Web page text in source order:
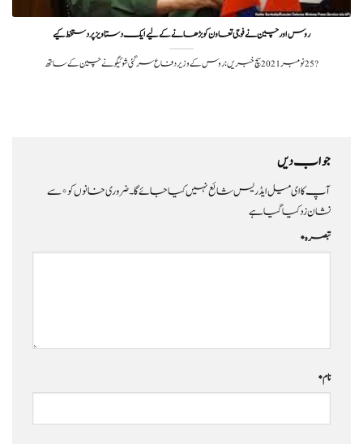
روس اور چین نے فوجی تعاون کو بڑھانے کے لیے ایک دستاویز پر دستخط کیے
?️ 25 نومبر 2021سچ خبریں: روس کے وزیر دفاع سرگئی شوئیگو نے چین کے ساتھ
جواب دیں
آپ کا ای میل ایڈریس شائع نہیں کیا جائے گا۔ضروری خانوں کو*سے
نشان زد کیا گیا ہے
تبصرہ*
نام*